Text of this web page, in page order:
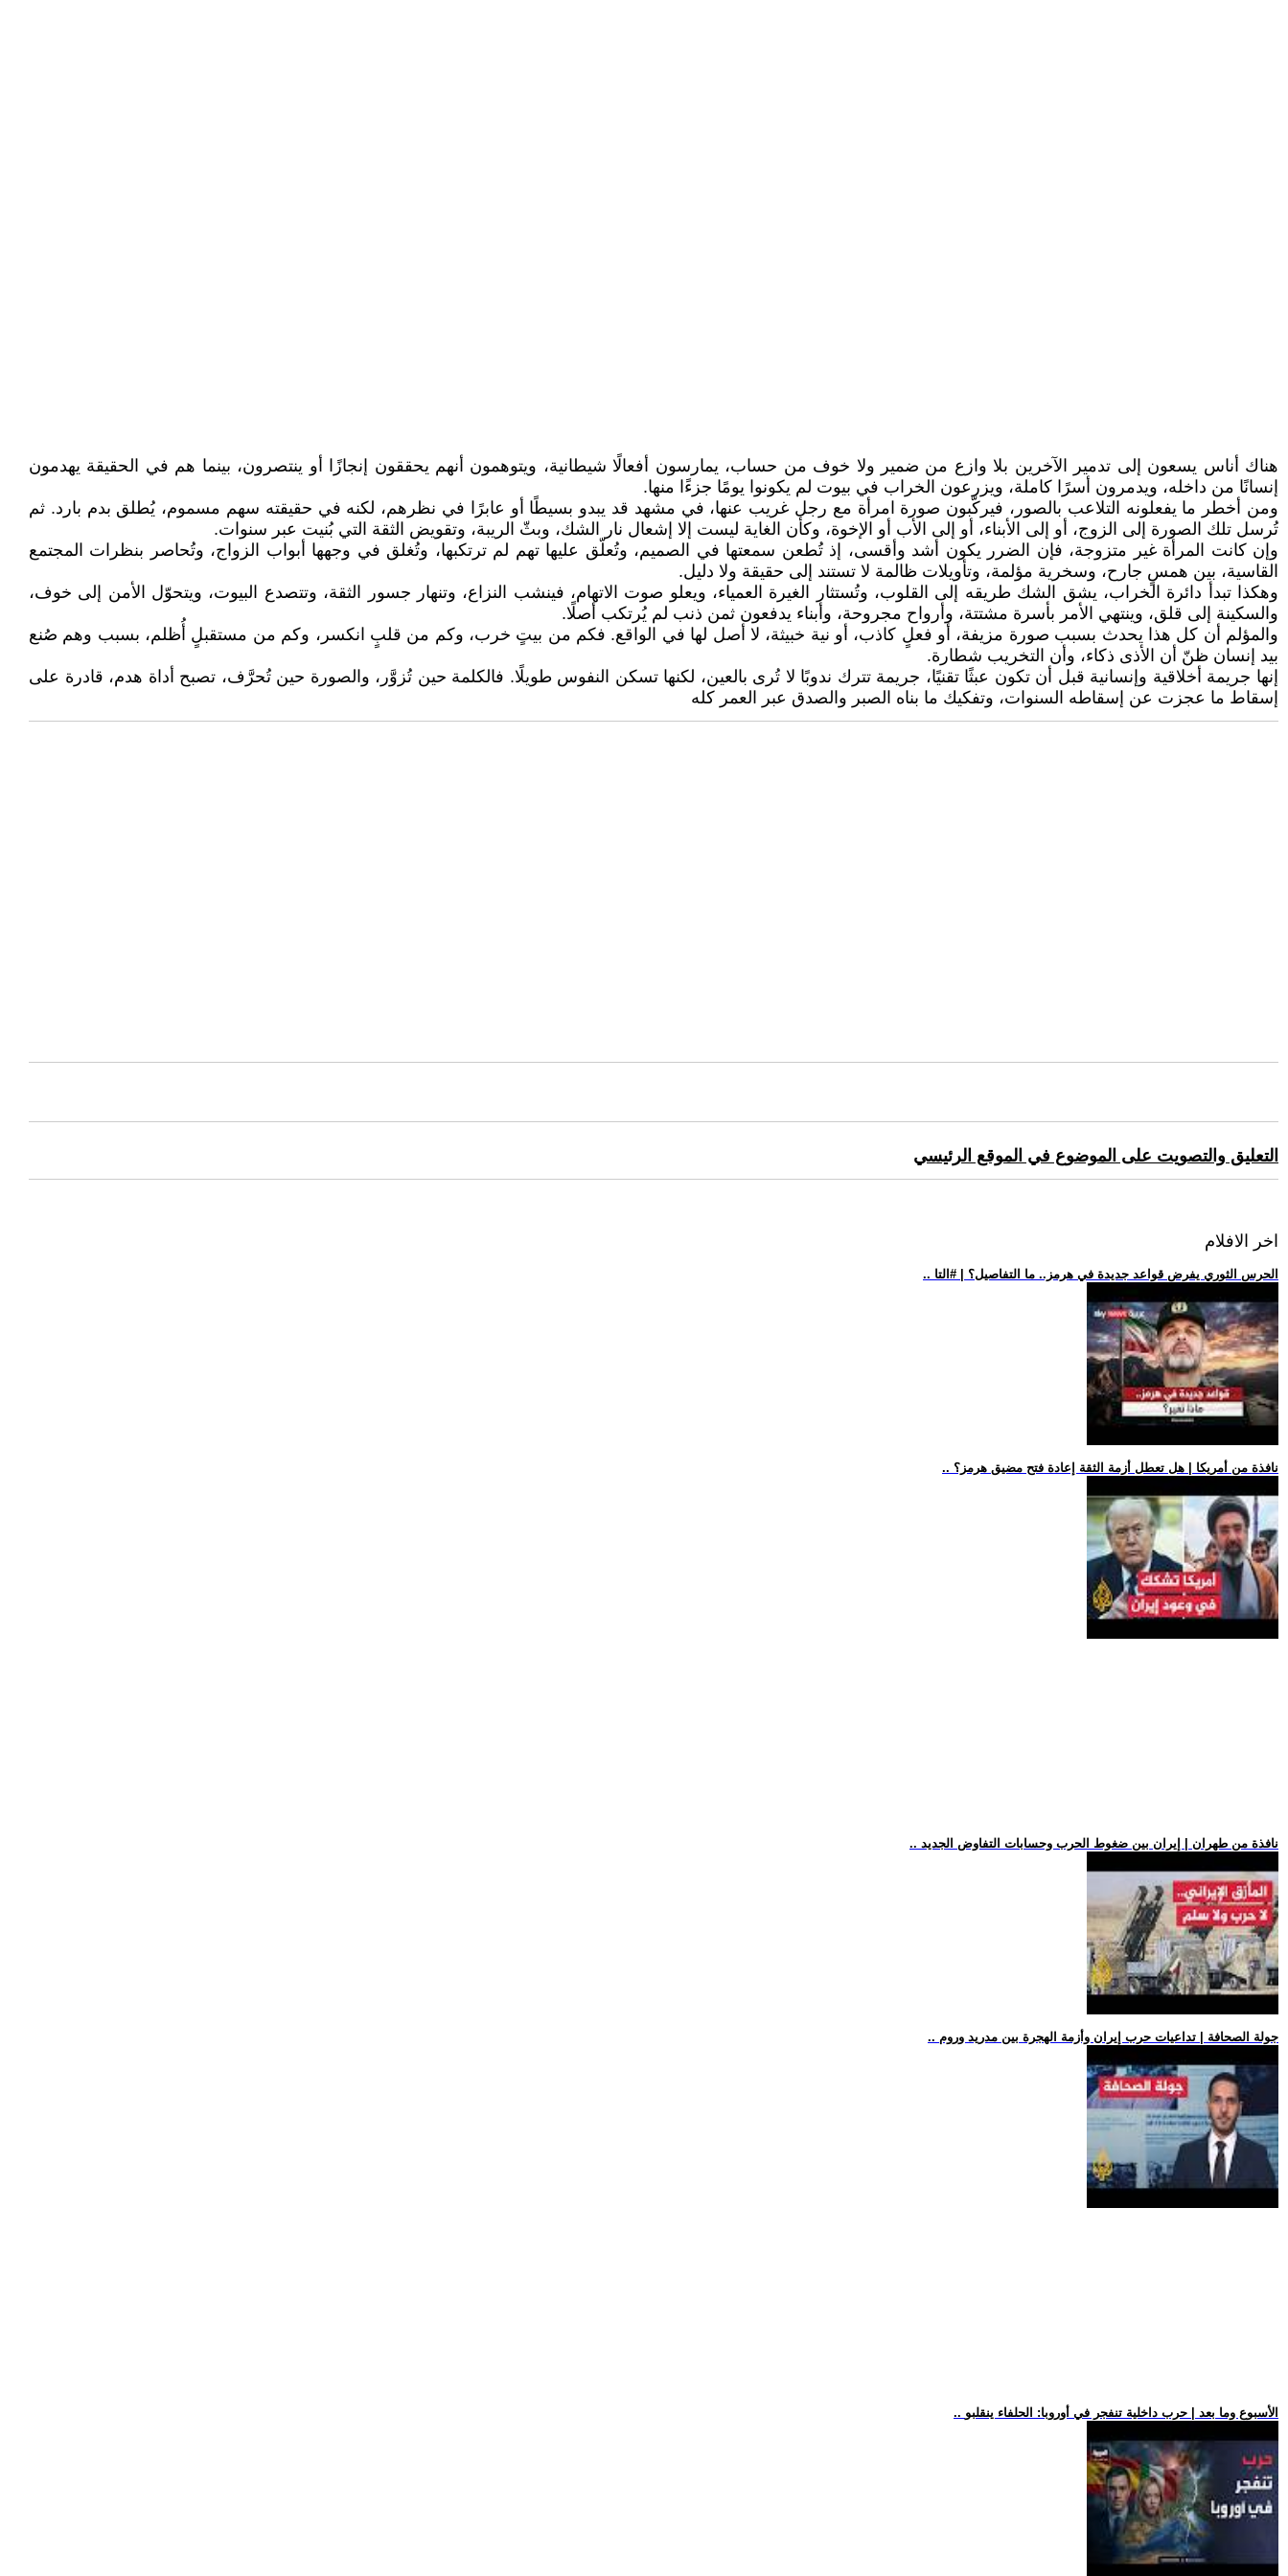
هناك أناس يسعون إلى تدمير الآخرين بلا وازع من ضمير ولا خوف من حساب، يمارسون أفعالًا شيطانية، ويتوهمون أنهم يحققون إنجازًا أو ينتصرون، بينما هم في الحقيقة يهدمون
إنسانًا من داخله، ويدمرون أسرًا كاملة، ويزرعون الخراب في بيوت لم يكونوا يومًا جزءًا منها.
ومن أخطر ما يفعلونه التلاعب بالصور، فيركّبون صورة امرأة مع رجل غريب عنها، في مشهد قد يبدو بسيطًا أو عابرًا في نظرهم، لكنه في حقيقته سهم مسموم، يُطلق بدم بارد. ثم
تُرسل تلك الصورة إلى الزوج، أو إلى الأبناء، أو إلى الأب أو الإخوة، وكأن الغاية ليست إلا إشعال نار الشك، وبثّ الريبة، وتقويض الثقة التي بُنيت عبر سنوات.
وإن كانت المرأة غير متزوجة، فإن الضرر يكون أشد وأقسى، إذ تُطعن سمعتها في الصميم، وتُعلّق عليها تهم لم ترتكبها، وتُغلق في وجهها أبواب الزواج، وتُحاصر بنظرات المجتمع
القاسية، بين همسٍ جارح، وسخرية مؤلمة، وتأويلات ظالمة لا تستند إلى حقيقة ولا دليل.
وهكذا تبدأ دائرة الخراب، يشق الشك طريقه إلى القلوب، وتُستثار الغيرة العمياء، ويعلو صوت الاتهام، فينشب النزاع، وتنهار جسور الثقة، وتتصدع البيوت، ويتحوّل الأمن إلى خوف،
والسكينة إلى قلق، وينتهي الأمر بأسرة مشتتة، وأرواح مجروحة، وأبناء يدفعون ثمن ذنب لم يُرتكب أصلًا.
والمؤلم أن كل هذا يحدث بسبب صورة مزيفة، أو فعلٍ كاذب، أو نية خبيثة، لا أصل لها في الواقع. فكم من بيتٍ خرب، وكم من قلبٍ انكسر، وكم من مستقبلٍ أُظلم، بسبب وهم صُنع
بيد إنسان ظنّ أن الأذى ذكاء، وأن التخريب شطارة.
إنها جريمة أخلاقية وإنسانية قبل أن تكون عبثًا تقنيًا، جريمة تترك ندوبًا لا تُرى بالعين، لكنها تسكن النفوس طويلًا. فالكلمة حين تُزوَّر، والصورة حين تُحرَّف، تصبح أداة هدم، قادرة على
إسقاط ما عجزت عن إسقاطه السنوات، وتفكيك ما بناه الصبر والصدق عبر العمر كله
التعليق والتصويت على الموضوع في الموقع الرئيسي
اخر الافلام
.. الحرس الثوري يفرض قواعد جديدة في هرمز.. ما التفاصيل؟ | #التا
.. نافذة من أمريكا | هل تعطل أزمة الثقة إعادة فتح مضيق هرمز؟
.. نافذة من طهران | إيران بين ضغوط الحرب وحسابات التفاوض الجديد
.. جولة الصحافة | تداعيات حرب إيران وأزمة الهجرة بين مدريد وروم
.. الأسبوع وما بعد | حرب داخلية تنفجر في أوروبا: الحلفاء ينقلبو